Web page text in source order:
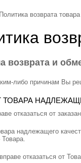
возврата
возврата и
либо причинам Вы
ТОВАРА
отказаться от
надлежащего
Товара.
отказаться от